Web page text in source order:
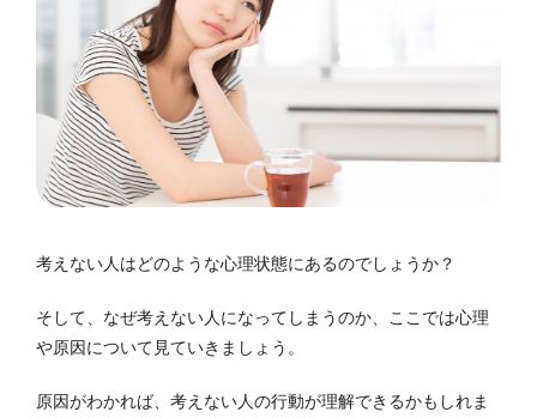
考えない人はどのような心理状態にあるのでしょうか？
そして、なぜ考えない人になってしまうのか、ここでは心理
や原因について見ていきましょう。
原因がわかれば、考えない人の行動が理解できるかもしれま